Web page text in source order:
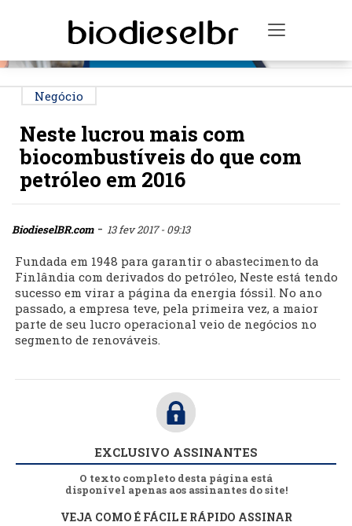
Toggle
Negócio
Neste lucrou mais com
biocombustíveis do que com
petróleo em 2016
BiodieselBR.com- 13 fev 2017 - 09:13
Fundada em 1948 para garantir o abastecimento da
Finlândia com derivados do petróleo, Neste está tendo
sucesso em virar a página da energia fóssil. No ano
passado, a empresa teve, pela primeira vez, a maior
parte de seu lucro operacional veio de negócios no
segmento de renováveis.
EXCLUSIVO ASSINANTES
O texto completo desta página está
disponível apenas aos assinantes do site!
VEJA COMO É FÁCIL E RÁPIDO ASSINAR